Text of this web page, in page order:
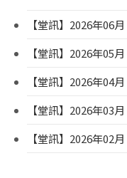
【堂訊】2026年06月
【堂訊】2026年05月
【堂訊】2026年04月
【堂訊】2026年03月
【堂訊】2026年02月